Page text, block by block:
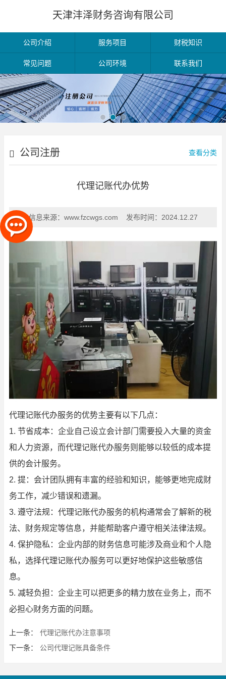
天津沣泽财务咨询有限公司
公司介绍 服务项目 财税知识
常见问题 公司环境 联系我们
公司注册 查看分类
代理记账代办优势
信息来源： www.fzcwgs.com 发布时间： 2024.12.27
代理记账代办服务的优势主要有以下几点：
1. 节省成本：企业自己设立会计部门需要投入大量的资金
和人力资源，而代理记账代办服务则能够以较低的成本提
供的会计服务。
2. 提：会计团队拥有丰富的经验和知识，能够更地完成财
务工作，减少错误和遗漏。
3. 遵守法规：代理记账代办服务的机构通常会了解新的税
法、财务规定等信息，并能帮助客户遵守相关法律法规。
4. 保护隐私：企业内部的财务信息可能涉及商业和个人隐
私，选择代理记账代办服务可以更好地保护这些敏感信
息。
5. 减轻负担：企业主可以把更多的精力放在业务上，而不
必担心财务方面的问题。
上一条：
代理记账代办注意事项
下一条：
公司代理记账具备条件